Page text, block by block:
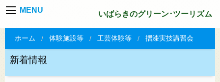
MENU いばらきのグリーン･ツーリズム
ホーム 体験施設等 工芸体験等 摺漆実技講習会
新着情報